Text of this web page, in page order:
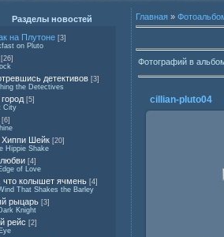
Разделы новостей
на Плутоне [3]
on Pluto
[26]
детективов [3]
the Detectives
[5]
City
[6]
Хиппи Шейк [20]
Hippie Shake
[4]
of Love
что колышет ячмень [4]
That Shakes the Barley
рыцарь [3]
Knight
рейс [2]
Главная »
Фотографий в
cillian-pluto04